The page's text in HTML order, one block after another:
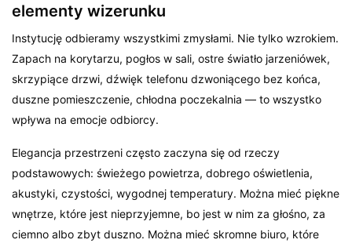
elementy wizerunku
Instytucję odbieramy wszystkimi zmysłami. Nie tylko wzrokiem.
Zapach na korytarzu, pogłos w sali, ostre światło jarzeniówek,
skrzypiące drzwi, dźwięk telefonu dzwoniącego bez końca,
duszne pomieszczenie, chłodna poczekalnia — to wszystko
wpływa na emocje odbiorcy.
Elegancja przestrzeni często zaczyna się od rzeczy
podstawowych: świeżego powietrza, dobrego oświetlenia,
akustyki, czystości, wygodnej temperatury. Można mieć piękne
wnętrze, które jest nieprzyjemne, bo jest w nim za głośno, za
ciemno albo zbyt duszno. Można mieć skromne biuro, które